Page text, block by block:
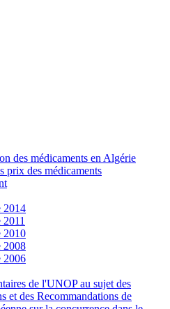
des médicaments en Algérie
prix des médicaments
2014
2010
2008
2006
de l'UNOP au sujet des
et des Recommandations de